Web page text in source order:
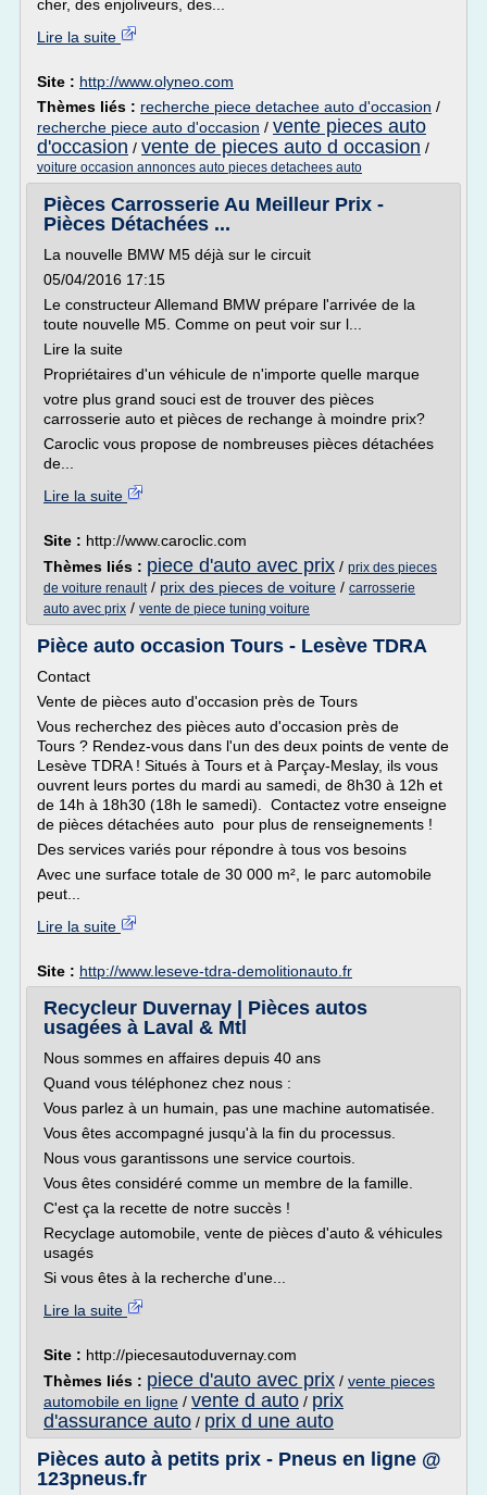
cher, des enjoliveurs, des...
Lire la suite
Site : http://www.olyneo.com
Thèmes liés : recherche piece detachee auto d'occasion /
recherche piece auto d'occasion / vente pieces auto
d'occasion / vente de pieces auto d occasion /
voiture occasion annonces auto pieces detachees auto
Pièces Carrosserie Au Meilleur Prix -
Pièces Détachées ...
La nouvelle BMW M5 déjà sur le circuit
05/04/2016 17:15
Le constructeur Allemand BMW prépare l'arrivée de la
toute nouvelle M5. Comme on peut voir sur l...
Lire la suite
Propriétaires d'un véhicule de n'importe quelle marque
votre plus grand souci est de trouver des pièces
carrosserie auto et pièces de rechange à moindre prix?
Caroclic vous propose de nombreuses pièces détachées
de...
Lire la suite
Site : http://www.caroclic.com
Thèmes liés : piece d'auto avec prix / prix des pieces
de voiture renault/ prix des pieces de voiture / carrosserie
auto avec prix / vente de piece tuning voiture
Pièce auto occasion Tours - Lesève TDRA
Contact
Vente de pièces auto d'occasion près de Tours
Vous recherchez des pièces auto d'occasion près de
Tours ? Rendez-vous dans l'un des deux points de vente de
Lesève TDRA ! Situés à Tours et à Parçay-Meslay, ils vous
ouvrent leurs portes du mardi au samedi, de 8h30 à 12h et
de 14h à 18h30 (18h le samedi). Contactez votre enseigne
de pièces détachées auto pour plus de renseignements !
Des services variés pour répondre à tous vos besoins
Avec une surface totale de 30 000 m², le parc automobile
peut...
Lire la suite
Site : http://www.leseve-tdra-demolitionauto.fr
Recycleur Duvernay | Pièces autos
usagées à Laval & Mtl
Nous sommes en affaires depuis 40 ans
Quand vous téléphonez chez nous :
Vous parlez à un humain, pas une machine automatisée.
Vous êtes accompagné jusqu'à la fin du processus.
Nous vous garantissons une service courtois.
Vous êtes considéré comme un membre de la famille.
C'est ça la recette de notre succès !
Recyclage automobile, vente de pièces d'auto & véhicules
usagés
Si vous êtes à la recherche d'une...
Lire la suite
Site : http://piecesautoduvernay.com
Thèmes liés : piece d'auto avec prix / vente pieces
automobile en ligne / vente d auto / prix
d'assurance auto / prix d une auto
Pièces auto à petits prix - Pneus en ligne @
123pneus.fr